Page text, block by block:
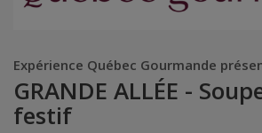
Expérience Québec Gourmande
GRANDE ALLÉE -
festif